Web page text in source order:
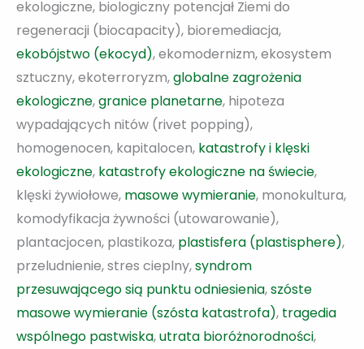
ekologiczne, biologiczny potencjał Ziemi do
regeneracji (biocapacity), bioremediacja,
ekobójstwo (ekocyd), ekomodernizm, ekosystem
sztuczny, ekoterroryzm,globalne zagrożenia
ekologiczne,granice planetarne, hipoteza
wypadających nitów (rivet popping),
homogenocen, kapitalocen, katastrofy i klęski
ekologiczne, katastrofy ekologiczne na świecie,
klęski żywiołowe, masowe wymieranie, monokultura,
komodyfikacja żywności (utowarowanie),
plantacjocen, plastikoza, plastisfera (plastisphere),
przeludnienie, stres cieplny,syndrom
przesuwającego sią punktu odniesienia,szóste
masowe wymieranie (szósta katastrofa), tragedia
wspólnego pastwiska,utrata bioróżnorodności,